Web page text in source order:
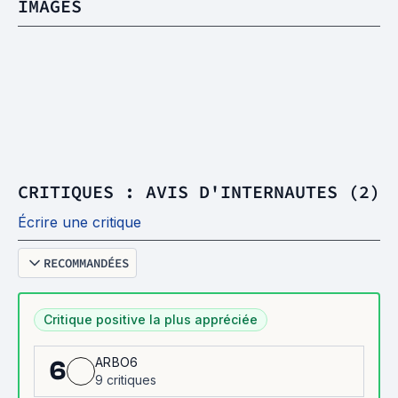
IMAGES
CRITIQUES : AVIS D'INTERNAUTES (2)
Écrire une critique
RECOMMANDÉES
Critique positive la plus appréciée
6
ARBO6
9 critiques